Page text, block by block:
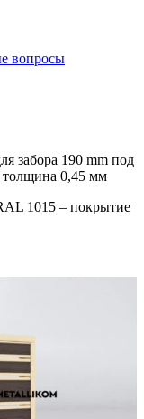
вопросы
забора 190 mm под
толщина 0,45 мм
1015 – покрытие